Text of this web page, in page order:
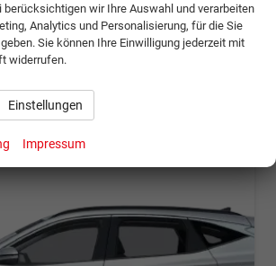
Details
6,50 l/100km
berücksichtigen wir Ihre Auswahl und verarbeiten
Analytics und Personalisierung, für die Sie
Sie können Ihre Einwilligung jederzeit mit
widerrufen.
Einstellungen
Impressum